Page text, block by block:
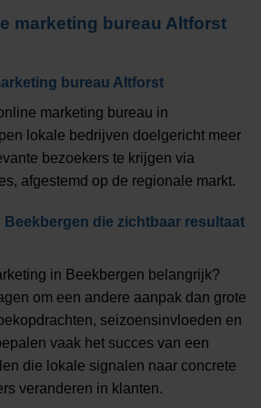
marketing bureau Altforst
bureau Altforst
marketing bureau in
lokale bedrijven doelgericht meer
bezoekers te krijgen via
afgestemd op de regionale markt.
Beekbergen die zichtbaar resultaat
in Beekbergen belangrijk?
om een andere aanpak dan grote
seizoensinvloeden en
vaak het succes van een
die lokale signalen naar concrete
veranderen in klanten.